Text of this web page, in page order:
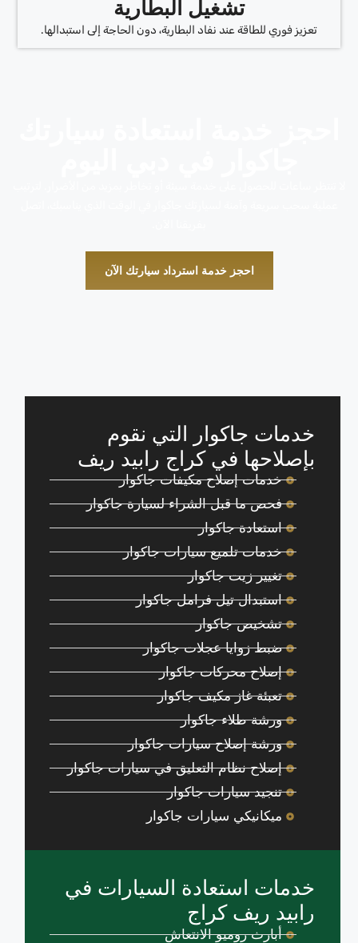
تشغيل البطارية
تعزيز فوري للطاقة عند نفاد البطارية، دون الحاجة إلى استبدالها.
احجز خدمة استرداد سيارتك الآن
خدمات جاكوار التي نقوم
بإصلاحها في كراج رابيد ريف
خدمات إصلاح مكيفات جاكوار
فحص ما قبل الشراء لسيارة جاكوار
استعادة جاكوار
خدمات تلميع سيارات جاكوار
تغيير زيت جاكوار
استبدال تيل فرامل جاكوار
تشخيص جاكوار
ضبط زوايا عجلات جاكوار
إصلاح محركات جاكوار
تعبئة غاز مكيف جاكوار
ورشة طلاء جاكوار
ورشة إصلاح سيارات جاكوار
إصلاح نظام التعليق في سيارات جاكوار
تنجيد سيارات جاكوار
ميكانيكي سيارات جاكوار
خدمات استعادة السيارات في
رابيد ريف كراج
أبارث روميو الانتعاش